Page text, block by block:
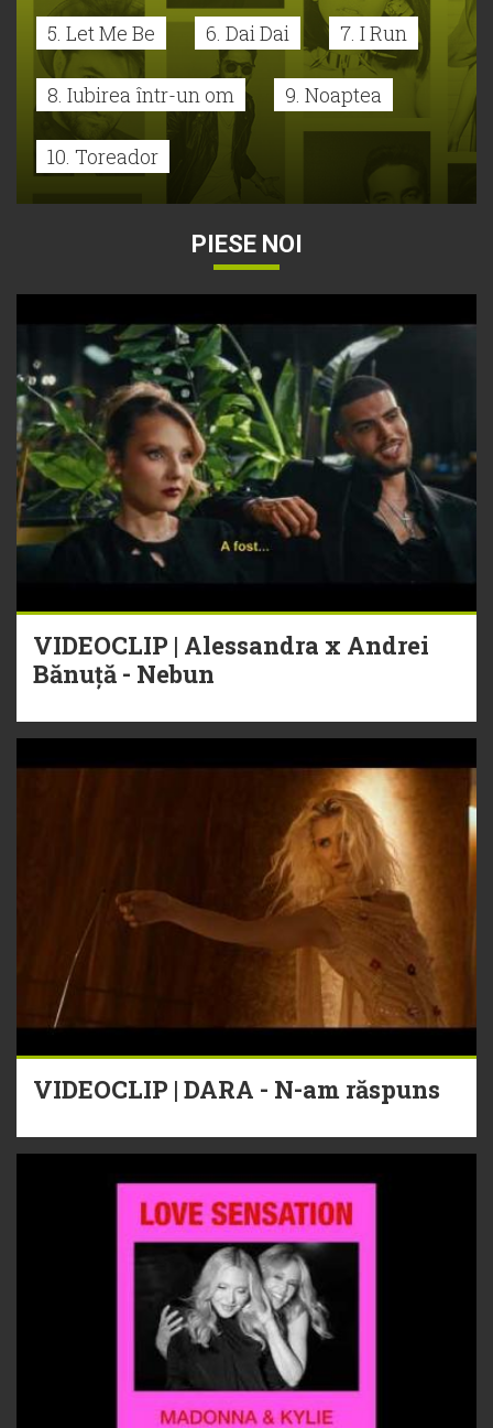
5. Let Me Be 6. Dai Dai 7. I Run
8. Iubirea într-un om 9. Noaptea
10. Toreador
PIESE NOI
VIDEOCLIP | Alessandra x Andrei
Bănuță - Nebun
VIDEOCLIP | DARA - N-am răspuns